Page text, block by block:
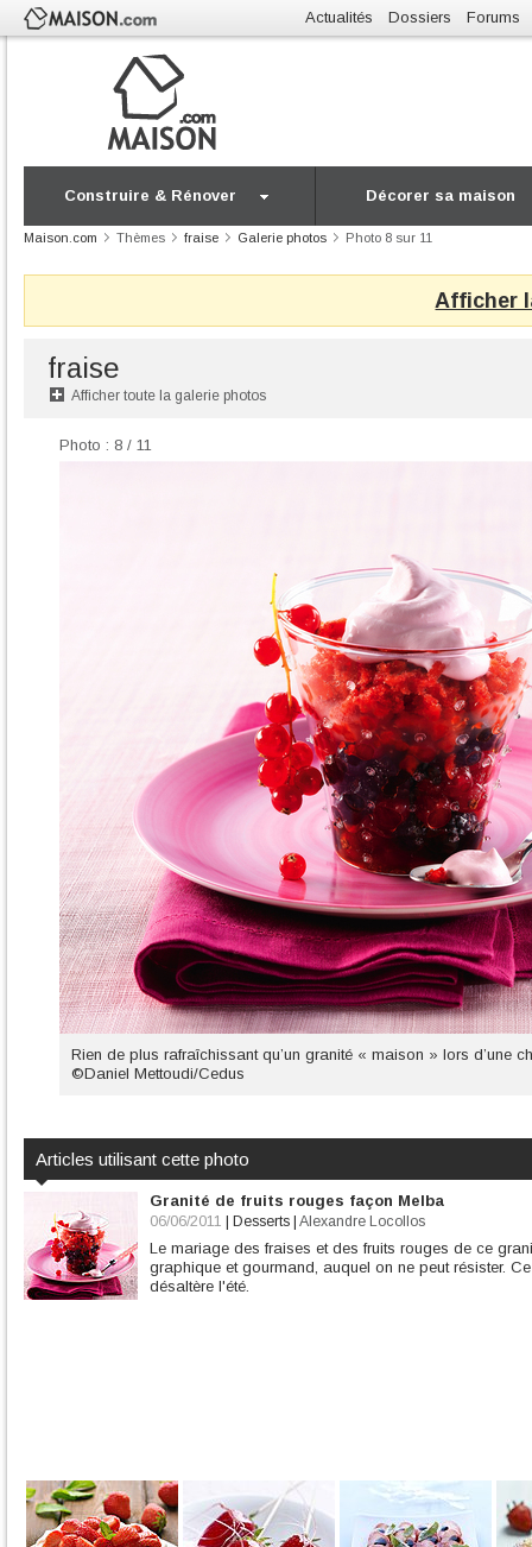
Actualités Dossiers Forums
Construire & Rénover Décorer sa maison
Maison.com Thèmes fraise Galerie photos Photo 8 sur 11
Afficher
fraise
Afficher toute la galerie photos
Photo : 8 / 11
Rien de plus rafraîchissant qu’un granité « maison » lors d’une
©Daniel Mettoudi/Cedus
Articles utilisant cette photo
Granité de fruits rouges façon Melba
06/06/2011 Desserts Alexandre Locollos
Le mariage des fraises et des fruits rouges de ce
graphique et gourmand, auquel on ne peut résister.
désaltère l'été.